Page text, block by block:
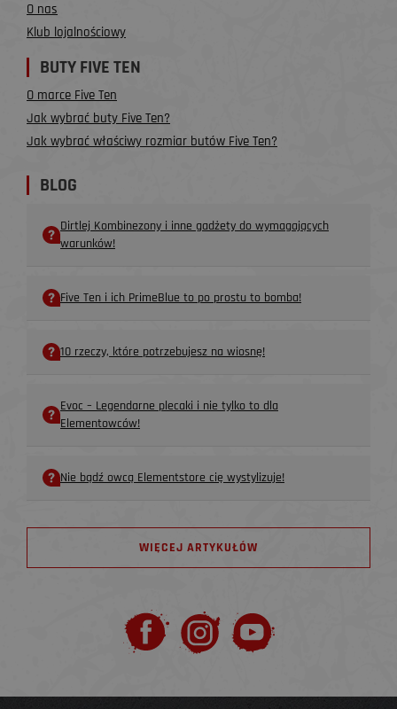
O nas
Klub lojalnościowy
BUTY FIVE TEN
O marce Five Ten
Jak wybrać buty Five Ten?
Jak wybrać właściwy rozmiar butów Five Ten?
BLOG
Dirtlej Kombinezony i inne gadżety do wymagających
warunków!
Five Ten i ich PrimeBlue to po prostu to bomba!
10 rzeczy, które potrzebujesz na wiosnę!
Evoc – Legendarne plecaki i nie tylko to dla
Elementowców!
Nie bądź owcą Elementstore cię wystylizuje!
WIĘCEJ ARTYKUŁÓW